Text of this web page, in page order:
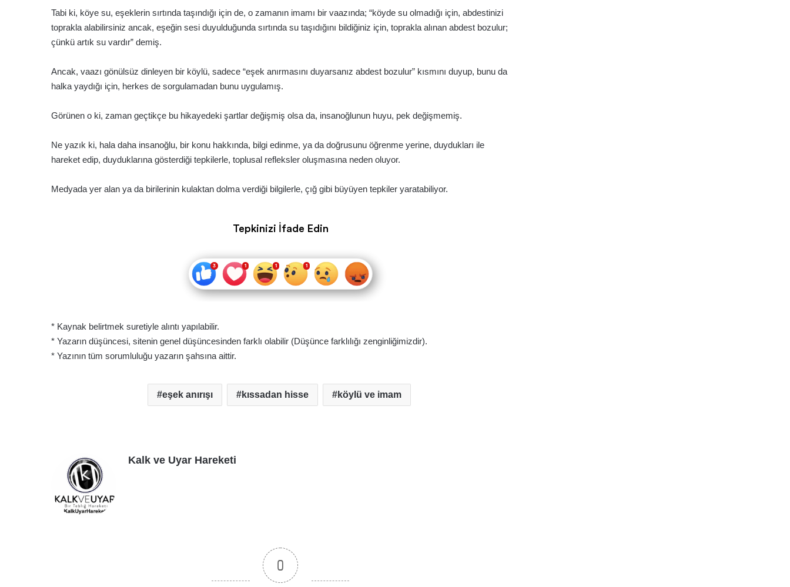
Tabi ki, köye su, eşeklerin sırtında taşındığı için de, o zamanın imamı bir vaazında; “köyde su olmadığı için, abdestinizi
toprakla alabilirsiniz ancak, eşeğin sesi duyulduğunda sırtında su taşıdığını bildiğiniz için, toprakla alınan abdest bozulur;
çünkü artık su vardır” demiş.
Ancak, vaazı gönülsüz dinleyen bir köylü, sadece “eşek anırmasını duyarsanız abdest bozulur” kısmını duyup, bunu da
halka yaydığı için, herkes de sorgulamadan bunu uygulamış.
Görünen o ki, zaman geçtikçe bu hikayedeki şartlar değişmiş olsa da, insanoğlunun huyu, pek değişmemiş.
Ne yazık ki, hala daha insanoğlu, bir konu hakkında, bilgi edinme, ya da doğrusunu öğrenme yerine, duydukları ile
hareket edip, duyduklarına gösterdiği tepkilerle, toplusal refleksler oluşmasına neden oluyor.
Medyada yer alan ya da birilerinin kulaktan dolma verdiği bilgilerle, çığ gibi büyüyen tepkiler yaratabiliyor.
Tepkinizi İfade Edin
* Kaynak belirtmek suretiyle alıntı yapılabilir.
* Yazarın düşüncesi, sitenin genel düşüncesinden farklı olabilir (Düşünce farklılığı zenginliğimizdir).
* Yazının tüm sorumluluğu yazarın şahsına aittir.
eşek anırışı kıssadan hisse köylü ve imam
Kalk ve Uyar Hareketi
0